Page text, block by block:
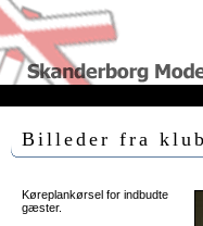
Billeder fra
Køreplankørsel for indbudte
gæster.